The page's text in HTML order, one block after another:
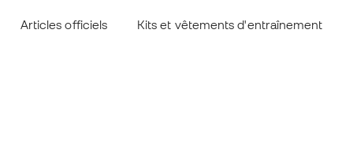
Articles officiels Kits et vêtements d'entraînement